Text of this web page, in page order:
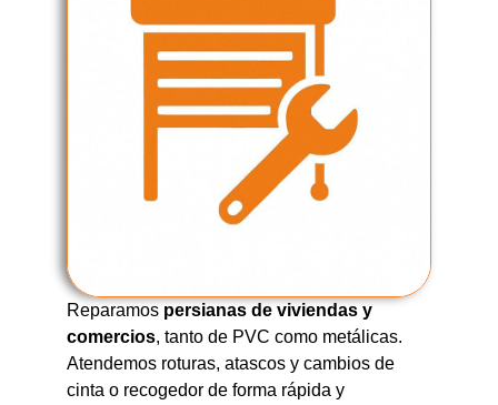
Reparamos persianas de viviendas y
comercios, tanto de PVC como metálicas.
Atendemos roturas, atascos y cambios de
cinta o recogedor de forma rápida y